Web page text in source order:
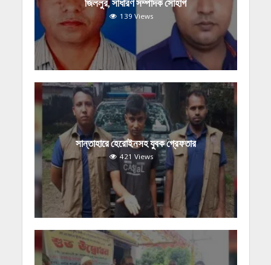
139 Views
সান্তাহারে হেরোইনসহ যুবক গ্রেফতার
421 Views